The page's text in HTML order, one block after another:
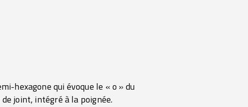
hexagone qui évoque le « o » du
joint, intégré à la poignée.